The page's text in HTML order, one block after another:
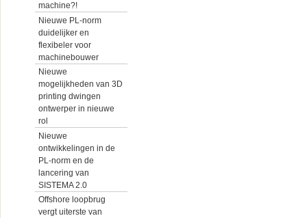
machine?!
Nieuwe PL-norm
duidelijker en
flexibeler voor
machinebouwer
Nieuwe
mogelijkheden van 3D
printing dwingen
ontwerper in nieuwe
rol
Nieuwe
ontwikkelingen in de
PL-norm en de
lancering van
SISTEMA 2.0
Offshore loopbrug
vergt uiterste van